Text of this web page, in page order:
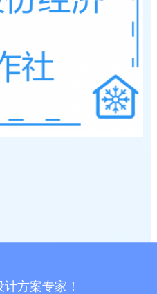
方案专家！